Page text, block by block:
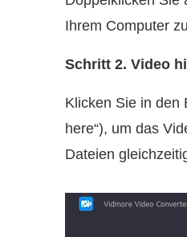
Ihrem Computer
Schritt 2. Video
Klicken Sie in den
here“), um das
Dateien